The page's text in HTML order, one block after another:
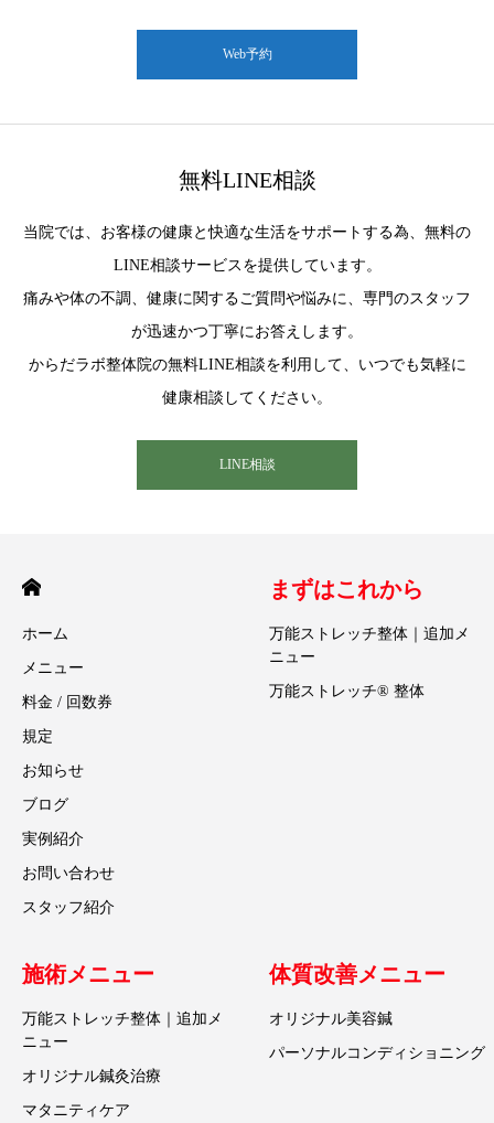
Web予約
無料LINE相談
当院では、お客様の健康と快適な生活をサポートする為、無料の
LINE相談サービスを提供しています。
痛みや体の不調、健康に関するご質問や悩みに、専門のスタッフ
が迅速かつ丁寧にお答えします。
からだラボ整体院の無料LINE相談を利用して、いつでも気軽に
健康相談してください。
LINE相談
ホーム
メニュー
料金 / 回数券
規定
お知らせ
ブログ
実例紹介
お問い合わせ
スタッフ紹介
まずはこれから
万能ストレッチ整体｜追加メ
ニュー
万能ストレッチ® 整体
施術メニュー
万能ストレッチ整体｜追加メ
ニュー
オリジナル鍼灸治療
マタニティケア
体質改善メニュー
オリジナル美容鍼
パーソナルコンディショニング